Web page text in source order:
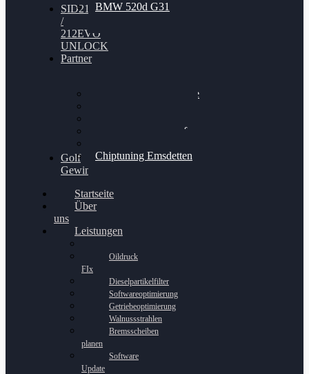
BMW 520d G31
SID212
/
212EVO
UNLOCK
Partner
Bilgenroth Performance
Chiptuning Schüttorf
Chiptuning Emsdetten
Golf
Gewinnspiel
Startseite
Über
uns
Leistungen
Oildruck
FIx
Dieselpartikelfilter
Softwareoptimierung
Getriebeoptimierung
Walnussstrahlen
Bremsscheiben
planen
Software
Update